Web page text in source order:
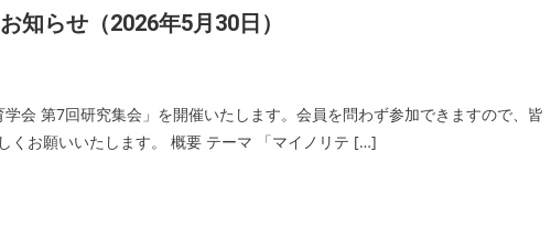
知らせ（2026年5月30日）
会 第7回研究集会」を開催いたします。会員を問わず参加できますので、皆
くお願いいたします。 概要 テーマ 「マイノリテ […]